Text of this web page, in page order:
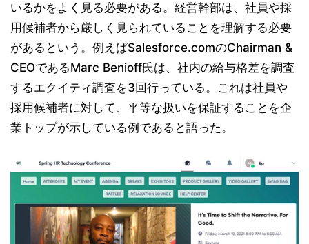
いるかをよく見る必要がある。経営幹部は、社員や採
用候補者から厳しく見られていることを理解する必要
があるという。例えばSalesforce.comのChairman &
CEOであるMarc Benioff氏は、社内の給与格差を調査
するエクイティ調査を3回行っている。これは社員や
採用候補者に対して、平等な扱いを保証することを企
業トップが示している例であると語った。